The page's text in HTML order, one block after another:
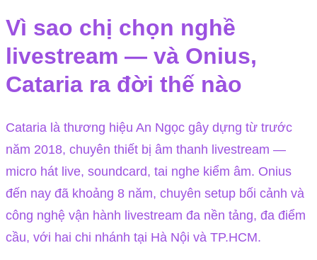
Vì sao chị chọn nghề
livestream — và Onius,
Cataria ra đời thế nào
Cataria là thương hiệu An Ngọc gây dựng từ trước
năm 2018, chuyên thiết bị âm thanh livestream —
micro hát live, soundcard, tai nghe kiểm âm. Onius
đến nay đã khoảng 8 năm, chuyên setup bối cảnh và
công nghệ vận hành livestream đa nền tảng, đa điểm
cầu, với hai chi nhánh tại Hà Nội và TP.HCM.